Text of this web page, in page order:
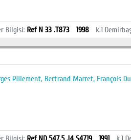
Bilgisi: Ref N 33 .T873 1998 k.1
Pillement, Bertrand Marret, François